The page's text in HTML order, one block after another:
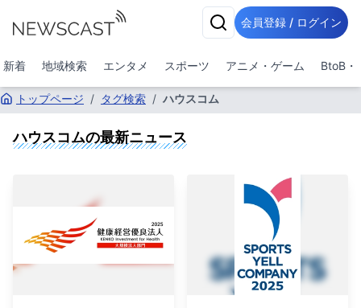
会員登録 / ログイン
新着 地域検索 エンタメ スポーツ アニメ・ゲーム BtoB・
トップページ / タグ検索 / ハウスコム
ハウスコムの最新ニュース